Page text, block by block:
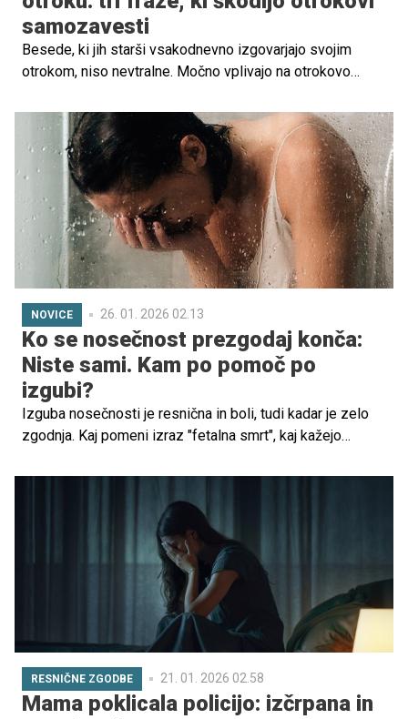
samozavesti
Besede, ki jih starši vsakodnevno izgovarjajo svojim
otrokom, niso nevtralne. Močno vplivajo na otrokovo
NOVICE 26. 01. 2026 02.13
Ko se nosečnost prezgodaj konča:
Niste sami. Kam po pomoč po
izgubi?
Izguba nosečnosti je resnična in boli, tudi kadar je zelo
zgodnja. Kaj pomeni izraz "fetalna smrt", kaj kažejo
pomoč, ko je stiska prehuda?
RESNIČNE ZGODBE 21. 01. 2026 02.58
Mama poklicala policijo: izčrpana in